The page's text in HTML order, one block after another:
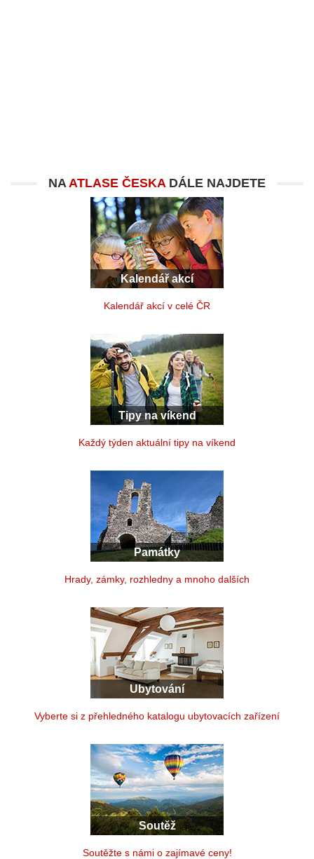
NAATLASE ČESKADÁLE NAJDETE
Kalendář akcí
Kalendář akcí v celé ČR
Tipy na víkend
Každý týden aktuální tipy na víkend
Památky
Hrady, zámky, rozhledny a mnoho dalších
Ubytování
Vyberte si z přehledného katalogu ubytovacích zařízení
Soutěž
Soutěžte s námi o zajímavé ceny!